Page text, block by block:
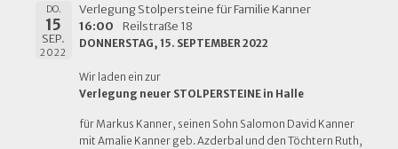
DO.
15
SEP.
2022
Verlegung Stolpersteine für Familie Kanner
16:00
Reilstraße 18
DONNERSTAG, 15. SEPTEMBER 2022
Wir laden ein zur
Verlegung neuer STOLPERSTEINE in Halle
für Markus Kanner, seinen Sohn Salomon David Kanner
mit Amalie Kanner geb. Azderbal und den Töchtern Ruth,